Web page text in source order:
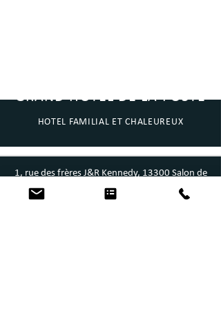
GRAND HOTEL DE LA POSTE
HOTEL FAMILIAL ET CHALEUREUX
1, rue des frères J&R Kennedy, 13300 Salon de
Provence